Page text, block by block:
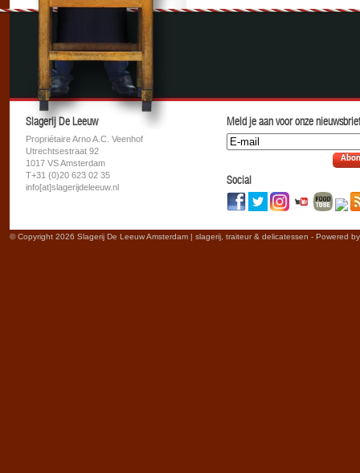
Slagerij De Leeuw
Propriétaire Arno A.C. Veenhof
Utrechtsestraat 92
1017 VS Amsterdam
T+31 (0)20 623 02 35
info[at]slagerijdeleeuw.nl
Meld je aan voor onze
Social
© Copyright 2026 Slagerij De Leeuw Amsterdam | slagerij, traiteur & delicatessen - Powered